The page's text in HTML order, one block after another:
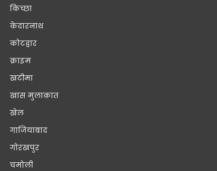
किच्छा
केदारनाथ
कोटद्वार
क्राइम
खटीमा
खास मुलाक़ात
खेल
गाजियाबाद
गोरखपुर
चमोली